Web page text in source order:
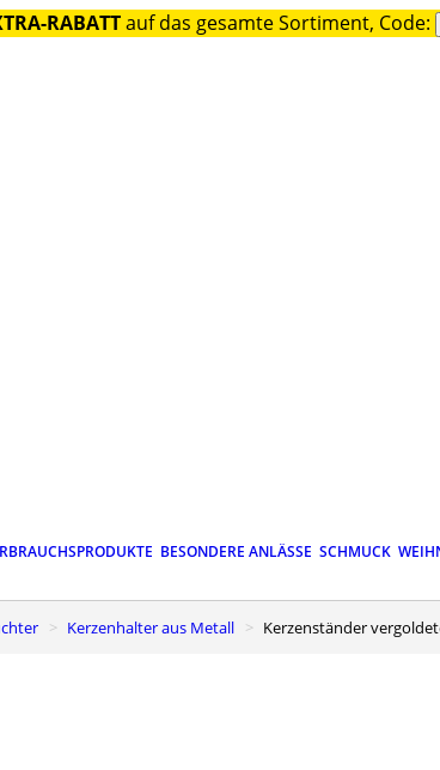
RABATTauf das gesamte Sortiment, Code:
BESONDERE ANLÄSSE SCHMUCK
Kerzenhalter aus Metall Kerzenständer